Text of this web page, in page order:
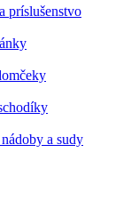
príslušenstvo
a sudy